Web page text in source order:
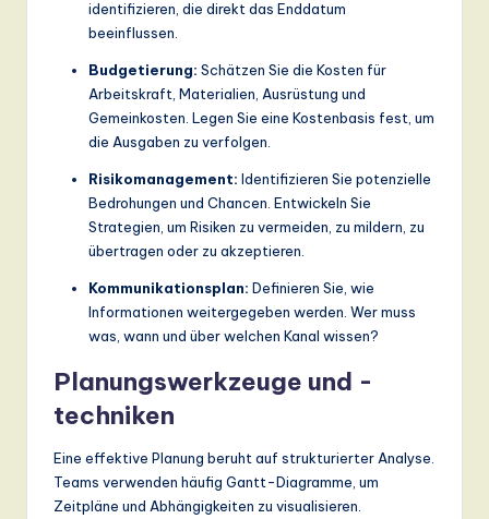
identifizieren, die direkt das Enddatum
beeinflussen.
Budgetierung: Schätzen Sie die Kosten für
Arbeitskraft, Materialien, Ausrüstung und
Gemeinkosten. Legen Sie eine Kostenbasis fest, um
die Ausgaben zu verfolgen.
Risikomanagement: Identifizieren Sie potenzielle
Bedrohungen und Chancen. Entwickeln Sie
Strategien, um Risiken zu vermeiden, zu mildern, zu
übertragen oder zu akzeptieren.
Kommunikationsplan: Definieren Sie, wie
Informationen weitergegeben werden. Wer muss
was, wann und über welchen Kanal wissen?
Planungswerkzeuge und -
techniken
Eine effektive Planung beruht auf strukturierter Analyse.
Teams verwenden häufig Gantt-Diagramme, um
Zeitpläne und Abhängigkeiten zu visualisieren.